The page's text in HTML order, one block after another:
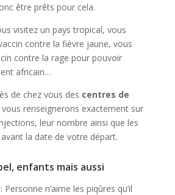
être prêts pour cela.
visitez un pays tropical, vous
contre la fièvre jaune, vous
contre la rage pour pouvoir
africain…
de chez vous des centres de
vous renseignerons exactement sur
leur nombre ainsi que les
la date de votre départ.
enfants mais aussi
n’aime les piqûres qu’il